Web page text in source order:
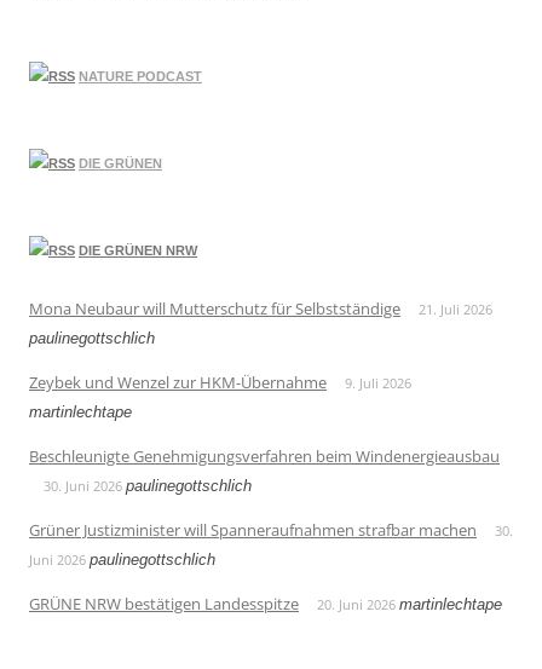
NATURE PODCAST
DIE GRÜNEN
DIE GRÜNEN NRW
Mona Neubaur will Mutterschutz für Selbstständige
21. Juli 2026
paulinegottschlich
Zeybek und Wenzel zur HKM-Übernahme
9. Juli 2026
martinlechtape
Beschleunigte Genehmigungsverfahren beim Windenergieausbau
30. Juni 2026 paulinegottschlich
Grüner Justizminister will Spanneraufnahmen strafbar machen
30.
Juni 2026 paulinegottschlich
GRÜNE NRW bestätigen Landesspitze 20. Juni 2026 martinlechtape